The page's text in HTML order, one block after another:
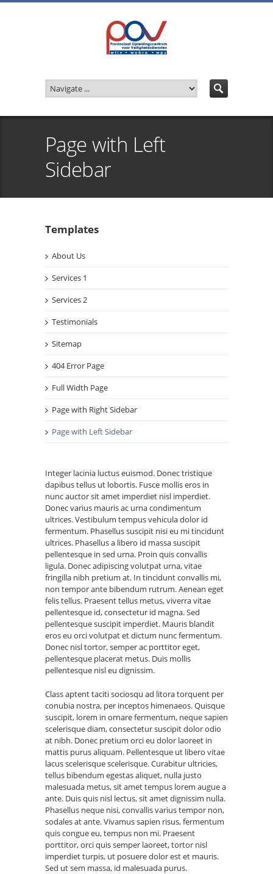
Page with Left
Sidebar
Templates
About Us
Services 1
Services 2
Testimonials
Sitemap
404 Error Page
Full Width Page
Page with Right Sidebar
Page with Left Sidebar
Integer lacinia luctus euismod. Donec tristique
dapibus tellus ut lobortis. Fusce mollis eros in
nunc auctor sit amet imperdiet nisl imperdiet.
Donec varius mauris ac urna condimentum
ultrices. Vestibulum tempus vehicula dolor id
fermentum. Phasellus suscipit nisi eu mi tincidunt
ultrices. Phasellus a libero id massa suscipit
pellentesque in sed urna. Proin quis convallis
ligula. Donec adipiscing volutpat urna, vitae
fringilla nibh pretium at. In tincidunt convallis mi,
non tempor ante bibendum rutrum. Aenean eget
felis tellus. Praesent tellus metus, viverra vitae
pellentesque id, consectetur id magna. Sed
pellentesque suscipit imperdiet. Mauris blandit
eros eu orci volutpat et dictum nunc fermentum.
Donec nisl tortor, semper ac porttitor eget,
pellentesque placerat metus. Duis mollis
pellentesque nisl eu dignissim.
Class aptent taciti sociosqu ad litora torquent per
conubia nostra, per inceptos himenaeos. Quisque
suscipit, lorem in ornare fermentum, neque sapien
scelerisque diam, consectetur suscipit dolor odio
at nibh. Donec pretium orci eu dolor laoreet in
mattis purus aliquam. Pellentesque ut libero vitae
lacus scelerisque scelerisque. Curabitur ultricies,
tellus bibendum egestas aliquet, nulla justo
malesuada metus, sit amet tempus lorem augue a
ante. Duis quis nisl lectus, sit amet dignissim nulla.
Phasellus neque nisi, convallis varius tempor non,
sodales at ante. Vivamus sapien risus, fermentum
quis congue eu, tempus non mi. Praesent
porttitor, orci quis semper laoreet, tortor nisl
imperdiet turpis, ut posuere dolor est et mauris.
Sed ut sem massa, id malesuada purus.